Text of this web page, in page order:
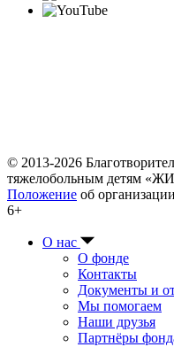
© 2013-2026
тяжелобольным детям
Положение об
6+
О нас
О фонде
Контакты
Документы и
Мы помогаем
Наши друзья
Партнёры